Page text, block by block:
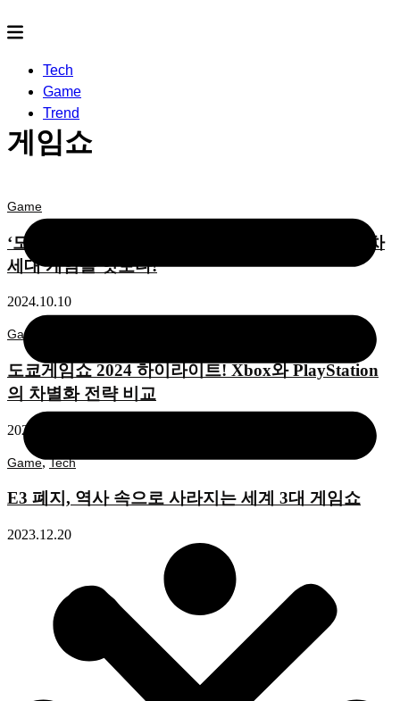
Tech
Game
Trend
게임쇼
Game
‘도쿄게임쇼 2024’ 플레이스테이션 State of Play 차
세대 게임을 엿보다!
2024.10.10
Game
도쿄게임쇼 2024 하이라이트! Xbox와 PlayStation
의 차별화 전략 비교
2024.10.10
Game,Tech
E3 폐지, 역사 속으로 사라지는 세계 3대 게임쇼
2023.12.20